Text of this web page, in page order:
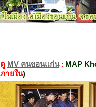
ดู MV คนขอนแก่น: MAP
ภายใน)